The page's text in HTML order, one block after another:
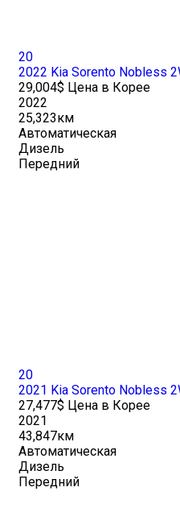
20
2022 Kia Sorento Nobless
29,004$ Цена в Корее
2022
25,323км
Автоматическая
Дизель
Передний
20
2021 Kia Sorento Nobless
27,477$ Цена в Корее
2021
43,847км
Автоматическая
Дизель
Передний